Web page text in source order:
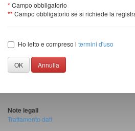
* Campo obbligatorio
** Campo obbligatorio se si richiede la
Ho letto e compreso i termini d'uso
OK Annulla
Note legali
Trattamento dati